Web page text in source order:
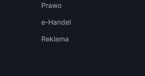
Prawo
e-Handel
Reklama